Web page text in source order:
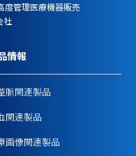
度管理医療機器販売
社
情報
脈関連製品
関連製品
画像関連製品